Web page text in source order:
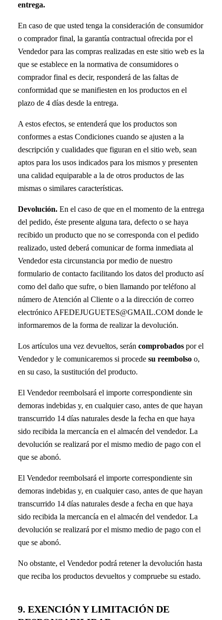
entrega.
En caso de que usted tenga la consideración de consumidor
o comprador final, la garantía contractual ofrecida por el
Vendedor para las compras realizadas en este sitio web es la
que se establece en la normativa de consumidores o
comprador final es decir, responderá de las faltas de
conformidad que se manifiesten en los productos en el
plazo de 4 días desde la entrega.
A estos efectos, se entenderá que los productos son
conformes a estas Condiciones cuando se ajusten a la
descripción y cualidades que figuran en el sitio web, sean
aptos para los usos indicados para los mismos y presenten
una calidad equiparable a la de otros productos de las
mismas o similares características.
Devolución.En el caso de que en el momento de la entrega
del pedido, éste presente alguna tara, defecto o se haya
recibido un producto que no se corresponda con el pedido
realizado, usted deberá comunicar de forma inmediata al
Vendedor esta circunstancia por medio de nuestro
formulario de contacto facilitando los datos del producto así
como del daño que sufre, o bien llamando por teléfono al
número de Atención al Cliente o a la dirección de correo
electrónico AFEDEJUGUETES@GMAIL.COM donde le
informaremos de la forma de realizar la devolución.
Los artículos una vez devueltos, serán comprobadospor el
Vendedor y le comunicaremos si procede su reembolsoo,
en su caso, la sustitución del producto.
El Vendedor reembolsará el importe correspondiente sin
demoras indebidas y, en cualquier caso, antes de que hayan
transcurrido 14 días naturales desde la fecha en que haya
sido recibida la mercancía en el almacén del vendedor. La
devolución se realizará por el mismo medio de pago con el
que se abonó.
El Vendedor reembolsará el importe correspondiente sin
demoras indebidas y, en cualquier caso, antes de que hayan
transcurrido 14 días naturales desde a fecha en que haya
sido recibida la mercancía en el almacén del vendedor. La
devolución se realizará por el mismo medio de pago con el
que se abonó.
No obstante, el Vendedor podrá retener la devolución hasta
que reciba los productos devueltos y compruebe su estado.
9. EXENCIÓN Y LIMITACIÓN DE